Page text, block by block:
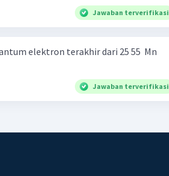
Jawaban terverifikasi
elektron terakhir dari 25 55 ​ Mn
Jawaban terverifikasi